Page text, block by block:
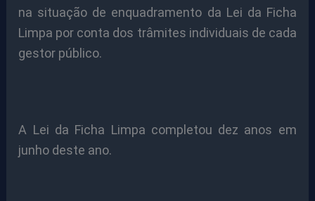
na situação de enquadramento da Lei da Ficha
Limpa por conta dos trâmites individuais de cada
gestor público.
A Lei da Ficha Limpa completou dez anos em
junho deste ano.